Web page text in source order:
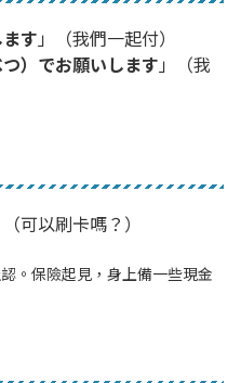
す 」（我們一起付）
）でお願いします 」（我
（可以刷卡嗎？）
。保險起見，身上備一些現金